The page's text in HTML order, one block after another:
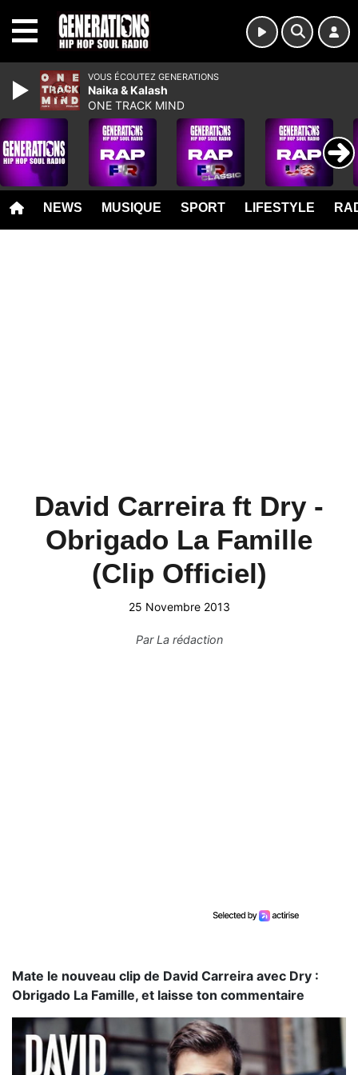
NEWS MUSIQUE SPORT LIFESTYLE
David Carreira ft Dry -
Obrigado La Famille
(Clip Officiel)
25 Novembre 2013
ParLa rédaction
Mate le nouveau clip de David Carreira avec Dry :
Obrigado La Famille, et laisse ton commentaire
VOUS ÉCOUTEZ GENERATIONS
Naika & Kalash
ONE TRACK MIND